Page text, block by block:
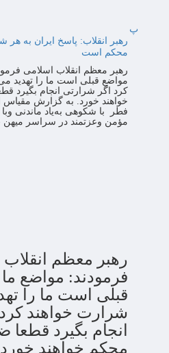
پ
رهبر انقلاب: پاسخ ایران به هر
محکم است
رهبر معظم انقلاب اسلامی
مواضع قبلی است ما را تهدید
کرد اگر شرارتی انجام بگیرد
خواهند خورد. به گزارش مقیاس
فطر با شکوهی به‌یاد ماندنی
مؤمن وعزتمند در سراسر
رهبر معظم
فرمودند: مواضع
قبلی است ما را
شرارت خواهند
انجام بگیرد قطعا
محکم خواهند